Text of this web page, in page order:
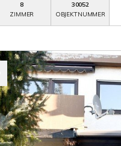
8
ZIMMER
30052
OBJEKTNUMMER